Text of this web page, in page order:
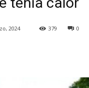
2024 0
379